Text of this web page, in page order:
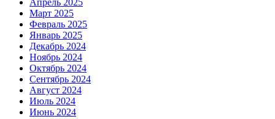
Март 2025
Февраль 2025
Январь 2025
Декабрь 2024
Ноябрь 2024
Октябрь 2024
Сентябрь 2024
Август 2024
Июль 2024
Июнь 2024